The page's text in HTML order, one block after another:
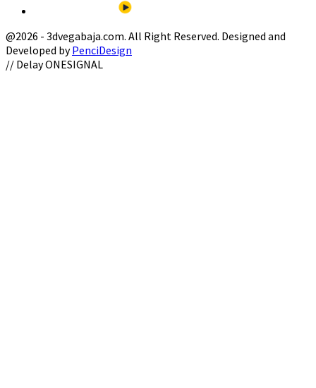
@2026 - 3dvegabaja.com. All Right Reserved. Designed and
Developed byPenciDesign
Facebook
Twitter
Instagram
Youtube
Email
// Delay ONESIGNAL